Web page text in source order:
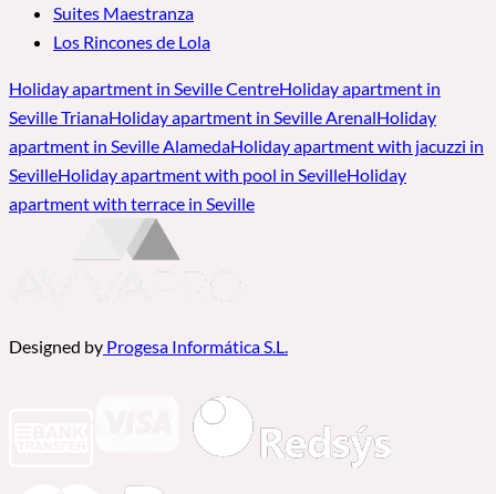
Suites Maestranza
Los Rincones de Lola
Holiday apartment in Seville CentreHoliday apartment in
Seville TrianaHoliday apartment in Seville ArenalHoliday
apartment in Seville AlamedaHoliday apartment with jacuzzi in
SevilleHoliday apartment with pool in SevilleHoliday
apartment with terrace in Seville
Designed by Progesa Informática S.L.